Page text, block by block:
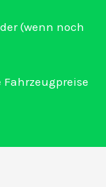
(wenn noch